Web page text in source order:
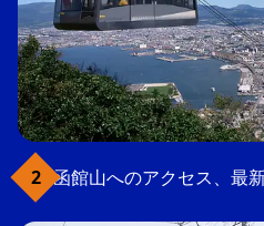
函館山へのアクセス、最